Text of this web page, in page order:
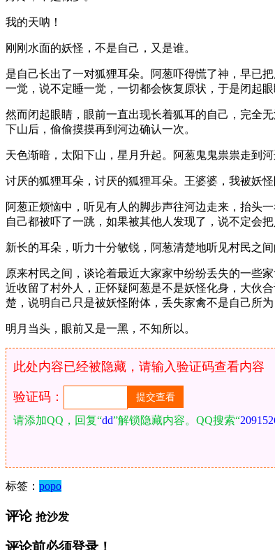
我的天呐！
刚刚水面的妖怪，不是自己，又是谁。
是自己长出了一对狐狸耳朵。阿葱吓得慌了神，早已
一觉，说不定睡一觉，一切都会恢复原状，于是闭起眼
然而闭起眼睛，眼前一直出现长着狐耳的自己，完全
下山后，偷偷摸摸再到河边确认一次。
天色渐暗，太阳下山，星月升起。阿葱鬼鬼祟祟走到
讨厌的狐狸耳朵，讨厌的狐狸耳朵。王婆婆，我被妖怪
阿葱正烦恼中，听见有人的脚步声往河边走来，抬头
自己都被吓了一跳，如果被其他人发现了，说不定会
新长的耳朵，听力十分敏锐，阿葱清楚地听见村民之间
原来村民之间，谈论着最近大家家中纷纷丢失的一些
近收留了村外人，正怀疑阿葱是不是妖怪化身，大伙
楚，说明自己只是被妖怪附体，丢失家禽不是自己所为
明月当头，眼前又是一黑，不知所以。
此处内容已经被隐藏，请输入验证码查看内容
验证码：
请添加QQ，回复“dd”解锁隐藏内容。QQ搜索“
标签： popo
评论 抢沙发
评论前必须登录！